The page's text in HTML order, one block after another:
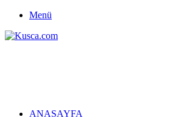
Menü
ANASAYFA